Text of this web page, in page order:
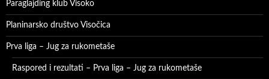
Paraglajding klub Visoko
Planinarsko društvo Visočica
Prva liga – Jug za rukometaše
Raspored i rezultati – Prva liga – Jug za rukometaše